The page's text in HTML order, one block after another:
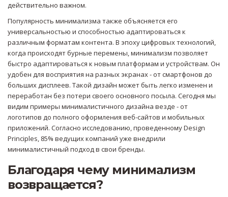
действительно важном.
Популярность минимализма также объясняется его
универсальностью и способностью адаптироваться к
различным форматам контента. В эпоху цифровых технологий,
когда происходят бурные перемены, минимализм позволяет
быстро адаптироваться к новым платформам и устройствам. Он
удобен для восприятия на разных экранах - от смартфонов до
больших дисплеев. Такой дизайн может быть легко изменен и
переработан без потери своего основного посыла. Сегодня мы
видим примеры минималистичного дизайна везде - от
логотипов до полного оформления веб-сайтов и мобильных
приложений. Согласно исследованию, проведенному Design
Principles, 85% ведущих компаний уже внедрили
минималистичный подход в свои бренды.
Благодаря чему минимализм
возвращается?